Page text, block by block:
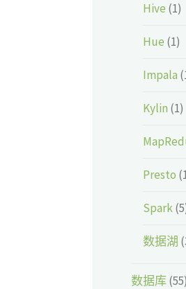
Hive (1)
Hue (1)
Impala
Kylin (1)
Presto
Spark
数据湖
数据库(55)